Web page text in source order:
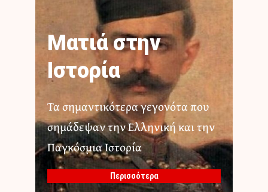
Ματιά στην
Ιστορία
Τα σημαντικότερα γεγονότα που
σημάδεψαν την Ελληνική και την
Παγκόσμια Ιστορία
Περισσότερα